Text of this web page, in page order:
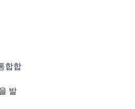
합합
발